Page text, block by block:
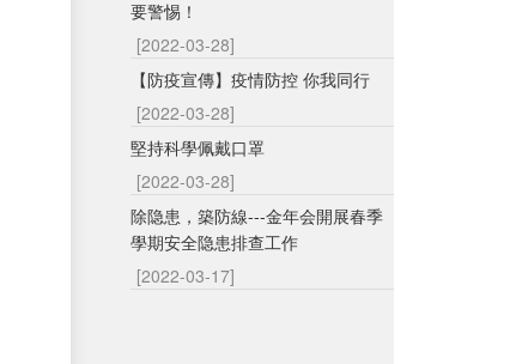
要警惕！
[2022-03-28]
【防疫宣傳】疫情防控 你我同行
[2022-03-28]
堅持科學佩戴口罩
[2022-03-28]
除隐患，築防線---金年会開展春季
學期安全隐患排查工作
[2022-03-17]